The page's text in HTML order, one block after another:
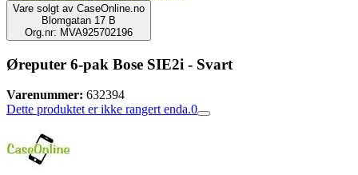
Vare solgt av CaseOnline.no
Blomgatan 17 B
Org.nr: MVA925702196
Øreputer 6-pak Bose SIE2i - Svart
Varenummer: 632394
Dette produktet er ikke rangert enda.0